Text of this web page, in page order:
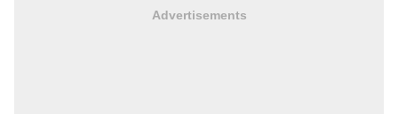
Advertisements